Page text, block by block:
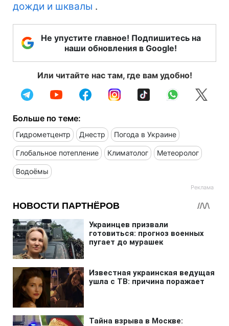
дожди и шквалы .
Не упустите главное! Подпишитесь на
наши обновления в Google!
Или читайте нас там, где вам удобно!
Больше по теме:
Гидрометцентр Днестр Погода в Украине
Глобальное потепление Климатолог Метеоролог
Водоёмы